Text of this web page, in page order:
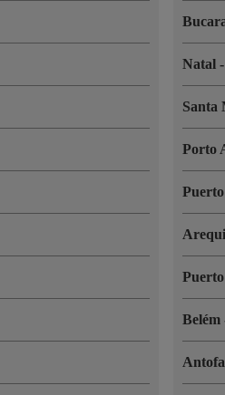
Natal
Porto
Belém